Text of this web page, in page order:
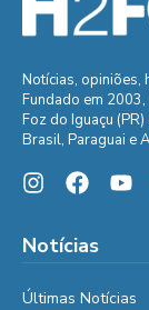
Notícias, opiniões,
Fundado em
Foz do Iguaçu
Brasil, Paraguai e
Notícias
Últimas Notícias